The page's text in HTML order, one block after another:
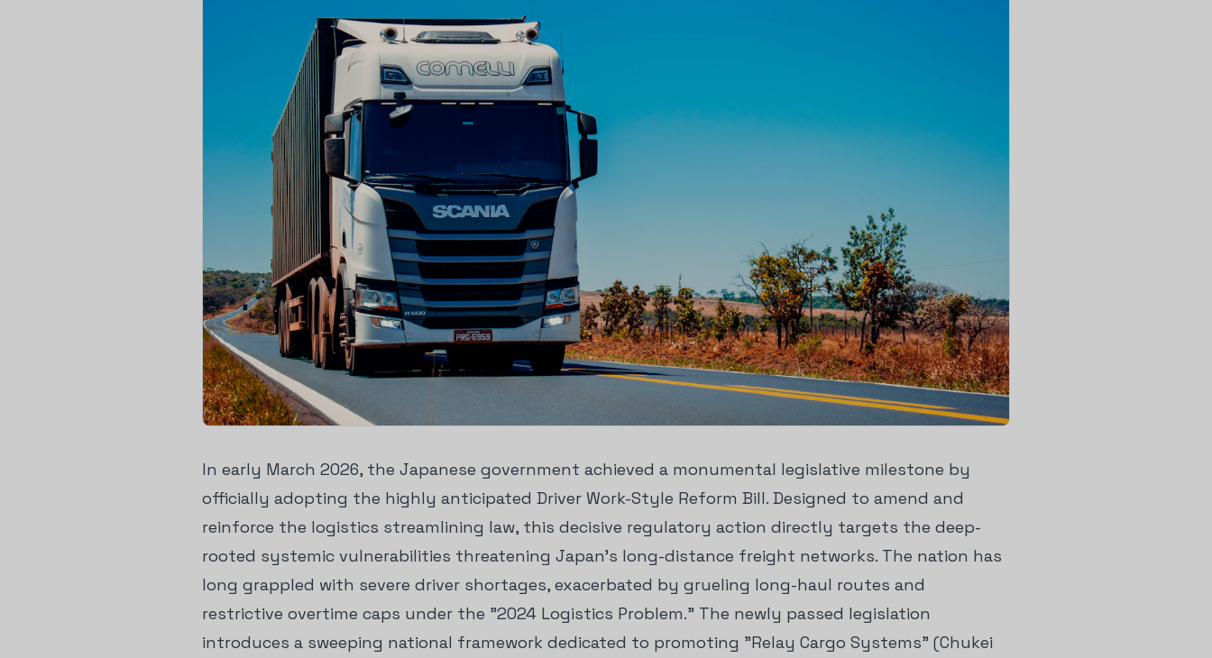
In early March 2026, the Japanese government achieved a monumental legislative milestone by
officially adopting the highly anticipated Driver Work-Style Reform Bill. Designed to amend and
reinforce the logistics streamlining law, this decisive regulatory action directly targets the deep-
rooted systemic vulnerabilities threatening Japan's long-distance freight networks. The nation has
long grappled with severe driver shortages, exacerbated by grueling long-haul routes and
restrictive overtime caps under the "2024 Logistics Problem." The newly passed legislation
introduces a sweeping national framework dedicated to promoting "Relay Cargo Systems" (Chukei